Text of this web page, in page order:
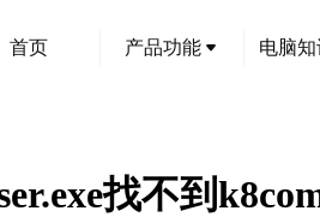
首页 产品功能 电脑
找不到